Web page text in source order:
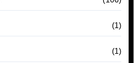
(1)
(1)